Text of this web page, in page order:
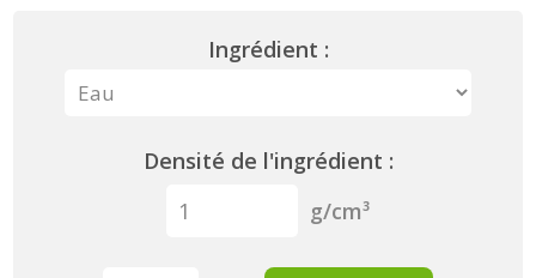
Ingrédient :
Densité de l'ingrédient :
g/cm³